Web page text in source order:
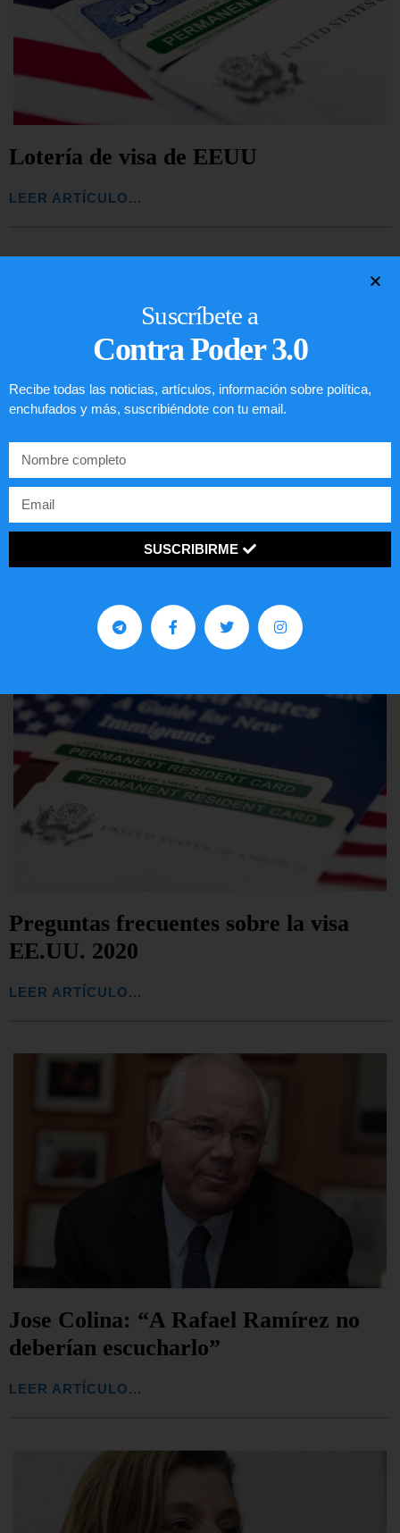
Lotería de visa de EEUU
LEER ARTÍCULO...
Comunistas no son bienvenidos en
Preguntas frecuentes sobre la visa
EE.UU. 2020
LEER ARTÍCULO...
Jose Colina: “A Rafael Ramírez no
deberían escucharlo”
LEER ARTÍCULO...
Suscríbete a
Contra Poder 3.0
Recibe todas las noticias, artículos, información sobre política,
enchufados y más, suscribiéndote con tu email.
SUSCRIBIRME